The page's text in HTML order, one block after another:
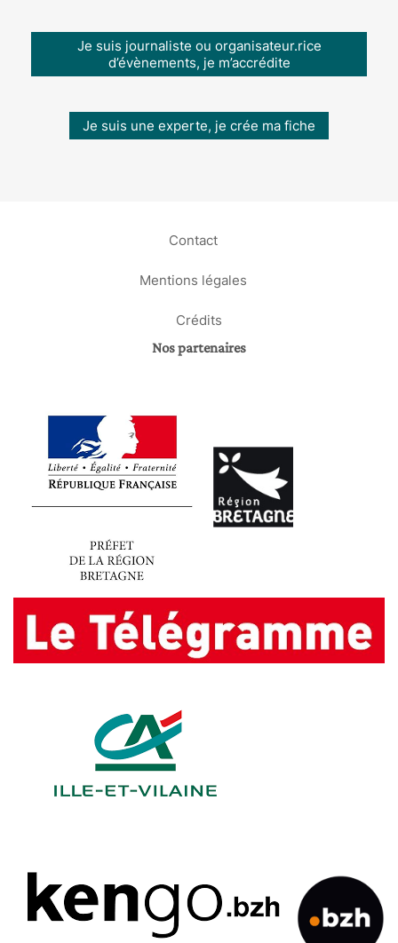
Je suis journaliste ou organisateur.rice
d’évènements, je m’accrédite
Je suis une experte, je crée ma fiche
Contact
Mentions légales
Crédits
Nos partenaires